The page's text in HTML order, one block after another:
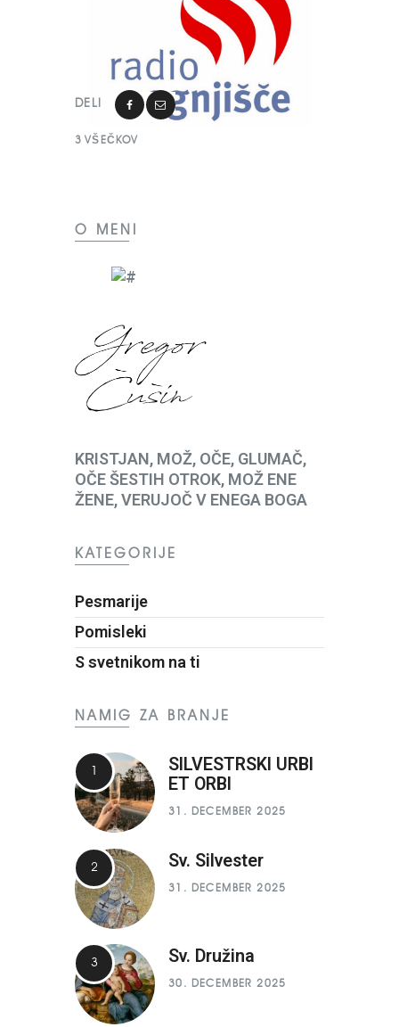
DELI
3 VŠEČKOV
O MENI
KRISTJAN, MOŽ, OČE, GLUMAČ,
OČE ŠESTIH OTROK, MOŽ ENE
ŽENE, VERUJOČ V ENEGA BOGA
KATEGORIJE
Pesmarije
Pomisleki
S svetnikom na ti
NAMIG ZA BRANJE
SILVESTRSKI URBI
ET ORBI
31. DECEMBER 2025
Sv. Silvester
31. DECEMBER 2025
Sv. Družina
30. DECEMBER 2025